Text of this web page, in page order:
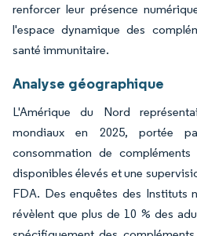
renforcer leur présence
l'espace dynamique des
santé immunitaire.
Analyse géographique
L'Amérique du Nord
mondiaux en 2025, portée
consommation de compléments
disponibles élevés et une
FDA. Des enquêtes des Instituts
révèlent que plus de 10 % des